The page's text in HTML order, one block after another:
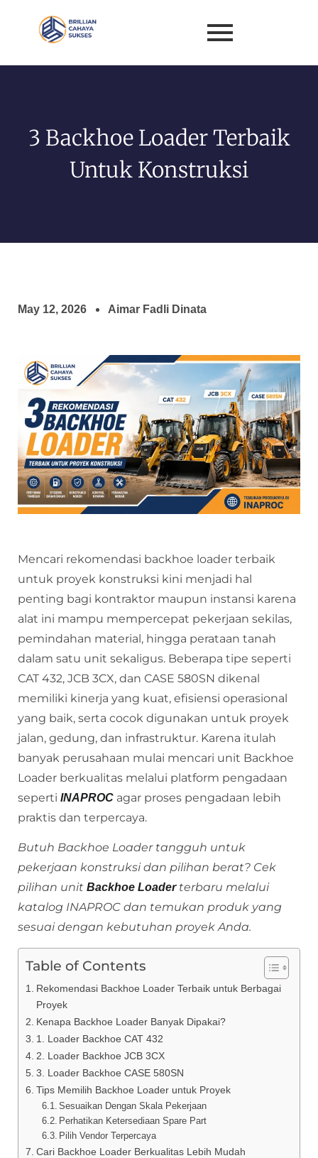
3 Backhoe Loader Terbaik
Untuk Konstruksi
May 12, 2026 Aimar Fadli Dinata
Mencari rekomendasi backhoe loader terbaik
untuk proyek konstruksi kini menjadi hal
penting bagi kontraktor maupun instansi karena
alat ini mampu mempercepat pekerjaan sekilas,
pemindahan material, hingga perataan tanah
dalam satu unit sekaligus. Beberapa tipe seperti
CAT 432, JCB 3CX, dan CASE 580SN dikenal
memiliki kinerja yang kuat, efisiensi operasional
yang baik, serta cocok digunakan untuk proyek
jalan, gedung, dan infrastruktur. Karena itulah
banyak perusahaan mulai mencari unit Backhoe
Loader berkualitas melalui platform pengadaan
seperti INAPROC agar proses pengadaan lebih
praktis dan terpercaya.
Butuh Backhoe Loader tangguh untuk
pekerjaan konstruksi dan pilihan berat? Cek
pilihan unit Backhoe Loaderterbaru melalui
katalog INAPROC dan temukan produk yang
sesuai dengan kebutuhan proyek Anda.
Table of Contents
Rekomendasi Backhoe Loader Terbaik untuk Berbagai
Proyek
Kenapa Backhoe Loader Banyak Dipakai?
1. Loader Backhoe CAT 432
2. Loader Backhoe JCB 3CX
3. Loader Backhoe CASE 580SN
Tips Memilih Backhoe Loader untuk Proyek
Sesuaikan Dengan Skala Pekerjaan
Perhatikan Ketersediaan Spare Part
Pilih Vendor Terpercaya
Cari Backhoe Loader Berkualitas Lebih Mudah